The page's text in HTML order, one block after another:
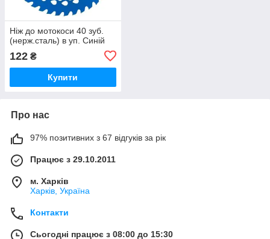
Ніж до мотокоси 40 зуб.
(нерж.сталь) в уп. Синій
122 ₴
Купити
Про нас
97% позитивних з 67 відгуків за рік
Працює з 29.10.2011
м. Харків
Харків, Україна
Контакти
Сьогодні працює з 08:00 до 15:30